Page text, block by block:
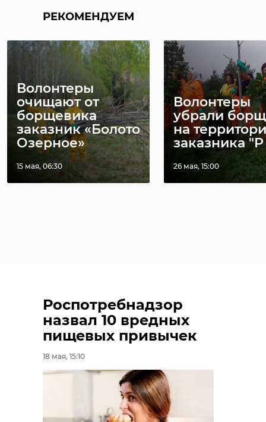
РЕКОМЕНДУЕМ
Волонтеры
очищают от
борщевика
заказник «Болото
Озерное»
15 мая, 06:30
Волонтеры
убрали
на
заказника "Р
26 мая, 15:00
Роспотребнадзор
назвал 10 вредных
пищевых привычек
18 мая, 15:10